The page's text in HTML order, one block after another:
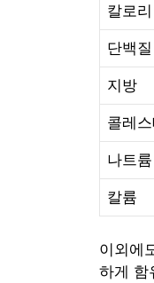
칼로리
단백질
지방
콜레
나트륨
칼륨
이외에
하게 함